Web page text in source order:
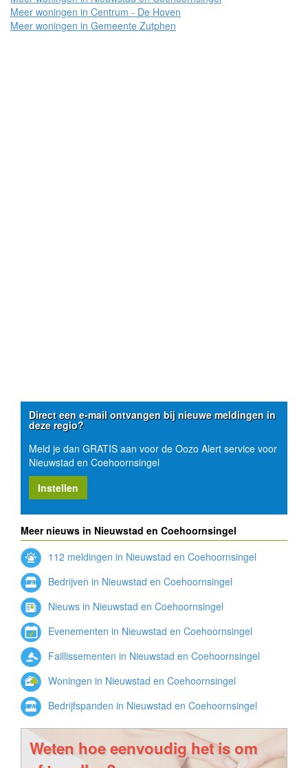
Meer woningen in Centrum - De Hoven
Meer woningen in Gemeente Zutphen
Direct een e-mail ontvangen bij nieuwe meldingen in
deze regio?
Meld je dan GRATIS aan voor de Oozo Alert service voor
Nieuwstad en Coehoornsingel
Instellen
Meer nieuws in Nieuwstad en Coehoornsingel
112 meldingen in Nieuwstad en Coehoornsingel
Bedrijven in Nieuwstad en Coehoornsingel
Nieuws in Nieuwstad en Coehoornsingel
Evenementen in Nieuwstad en Coehoornsingel
Faillissementen in Nieuwstad en Coehoornsingel
Woningen in Nieuwstad en Coehoornsingel
Bedrijfspanden in Nieuwstad en Coehoornsingel
Weten hoe eenvoudig het is om